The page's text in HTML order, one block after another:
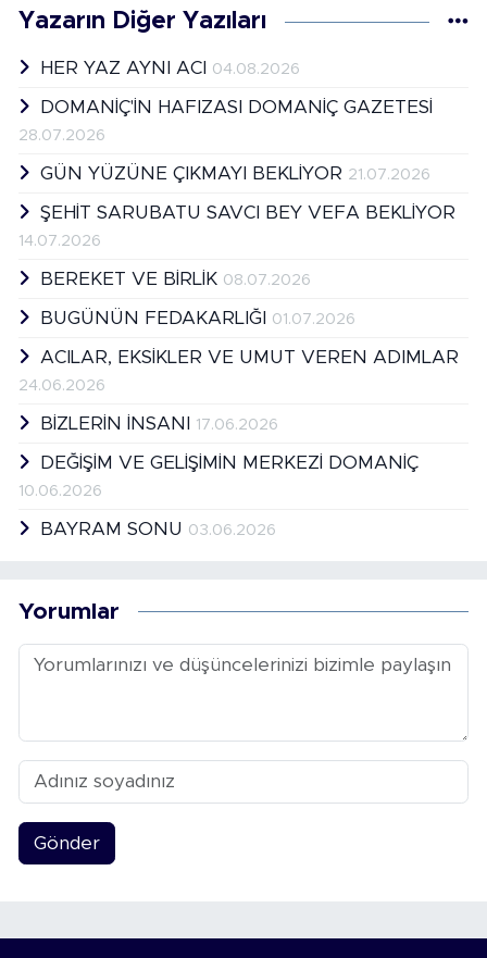
Yazarın Diğer Yazıları
HER YAZ AYNI ACI 04.08.2026
DOMANİÇ'İN HAFIZASI DOMANİÇ GAZETESİ
28.07.2026
GÜN YÜZÜNE ÇIKMAYI BEKLİYOR 21.07.2026
ŞEHİT SARUBATU SAVCI BEY VEFA BEKLİYOR
14.07.2026
BEREKET VE BİRLİK 08.07.2026
BUGÜNÜN FEDAKARLIĞI 01.07.2026
ACILAR, EKSİKLER VE UMUT VEREN ADIMLAR
24.06.2026
BİZLERİN İNSANI 17.06.2026
DEĞİŞİM VE GELİŞİMİN MERKEZİ DOMANİÇ
10.06.2026
BAYRAM SONU 03.06.2026
Yorumlar
Gönder